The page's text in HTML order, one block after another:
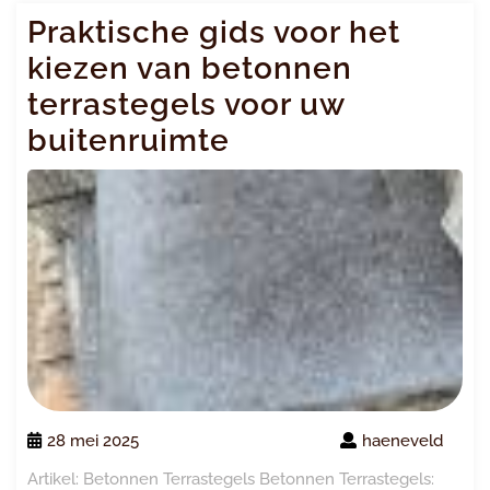
Praktische gids voor het
kiezen van betonnen
terrastegels voor uw
buitenruimte
28 mei 2025
haeneveld
Artikel: Betonnen Terrastegels Betonnen Terrastegels: